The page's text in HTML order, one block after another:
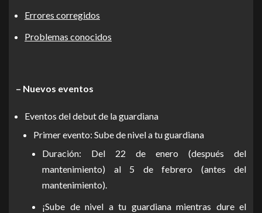
Errores corregidos
Problemas conocidos
– Nuevos eventos
Eventos del debut de la guardiana
Primer evento: Sube de nivel a tu guardiana
Duración: Del 22 de enero (después del
mantenimiento) al 5 de febrero (antes del
mantenimiento).
¡Sube de nivel a tu guardiana mientras dure el